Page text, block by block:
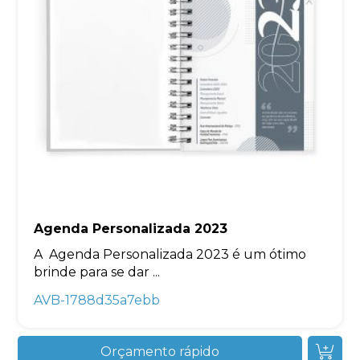
Agenda Personalizada 2023
A Agenda Personalizada 2023 é um ótimo
brinde para se dar ...
AVB-1788d35a7ebb
Orçamento rápido